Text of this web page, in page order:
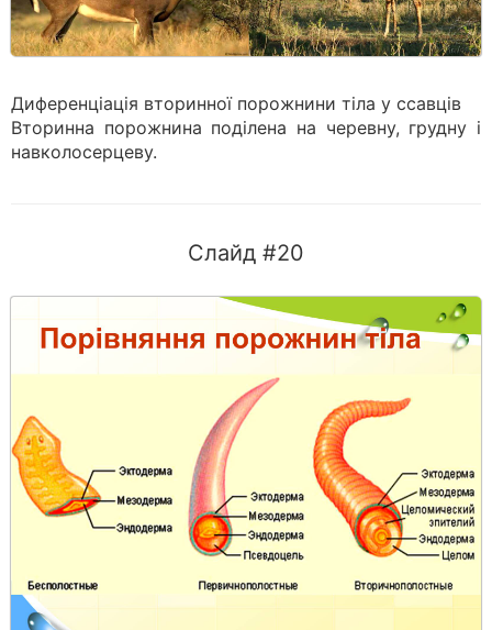
Диференціація вторинної порожнини тіла у ссавців
Вторинна порожнина поділена на черевну, грудну і
навколосерцеву.
Слайд #20